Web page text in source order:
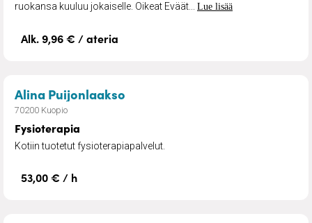
ruokansa kuuluu jokaiselle. Oikeat Eväät... Lue lisää
Alk. 9,96 € / ateria
Alina Puijonlaakso
70200 Kuopio
Fysioterapia
Kotiin tuotetut fysioterapiapalvelut.
53,00 € / h